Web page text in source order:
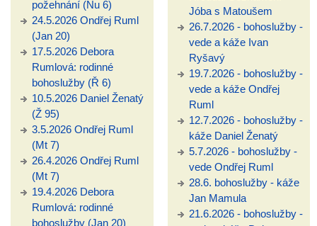
požehnání (Nu 6)
24.5.2026 Ondřej Ruml
(Jan 20)
17.5.2026 Debora
Rumlová: rodinné
bohoslužby (Ř 6)
10.5.2026 Daniel Ženatý
(Ž 95)
3.5.2026 Ondřej Ruml
(Mt 7)
26.4.2026 Ondřej Ruml
(Mt 7)
19.4.2026 Debora
Rumlová: rodinné
bohoslužby (Jan 20)
Jóba s Matoušem
26.7.2026 - bohoslužby -
vede a káže Ivan
Ryšavý
19.7.2026 - bohoslužby -
vede a káže Ondřej
Ruml
12.7.2026 - bohoslužby -
káže Daniel Ženatý
5.7.2026 - bohoslužby -
vede Ondřej Ruml
28.6. bohoslužby - káže
Jan Mamula
21.6.2026 - bohoslužby -